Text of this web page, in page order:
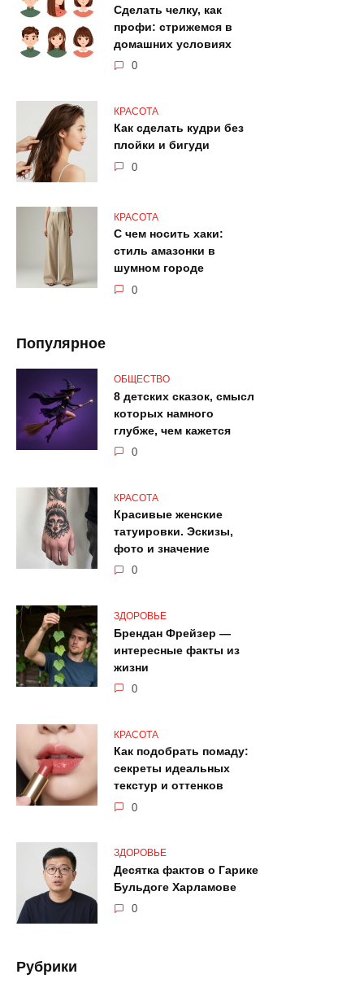
Сделать челку, как
профи: стрижемся в
домашних условиях
0
КРАСОТА
Как сделать кудри без
плойки и бигуди
0
КРАСОТА
С чем носить хаки:
стиль амазонки в
шумном городе
0
Популярное
ОБЩЕСТВО
8 детских сказок, смысл
которых намного
глубже, чем кажется
0
КРАСОТА
Красивые женские
татуировки. Эскизы,
фото и значение
0
ЗДОРОВЬЕ
Брендан Фрейзер —
интересные факты из
жизни
0
КРАСОТА
Как подобрать помаду:
секреты идеальных
текстур и оттенков
0
ЗДОРОВЬЕ
Десятка фактов о Гарике
Бульдоге Харламове
0
Рубрики